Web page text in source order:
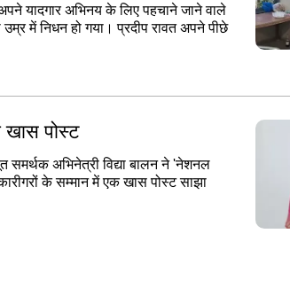
यादगार अभिनय के लिए पहचाने जाने वाले
में निधन हो गया। प्रदीप रावत अपने पीछे
खास पोस्ट
समर्थक अभिनेत्री विद्या बालन ने 'नेशनल
के सम्मान में एक खास पोस्ट साझा